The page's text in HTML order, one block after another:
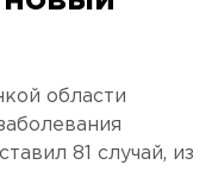
области
81 случай, из